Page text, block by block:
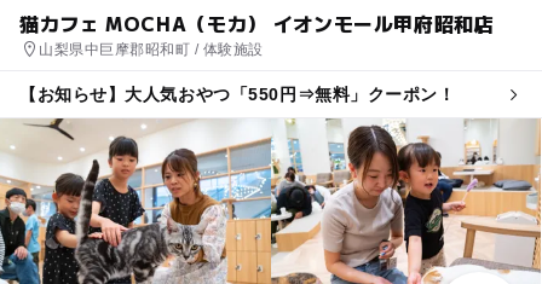
猫カフェ MOCHA（モカ） イオンモール甲府昭和店
山梨県中巨摩郡昭和町 / 体験施設
【お知らせ】大人気おやつ「550円⇒無料」クーポン！